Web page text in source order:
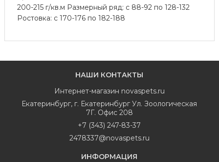
200-215 г/кв.м Размерный ряд: с 88-92 по 128-132
Ростовка: с 170-176 по 182-188
НАШИ КОНТАКТЫ
Интернет-магазин novaspets.ru
Екатеринбург, г. Екатеринбург Ул. Зоологическая
7Г. Офис 208
+7 (343) 247-83-37
2478337@novaspets.ru
ИНФОРМАЦИЯ